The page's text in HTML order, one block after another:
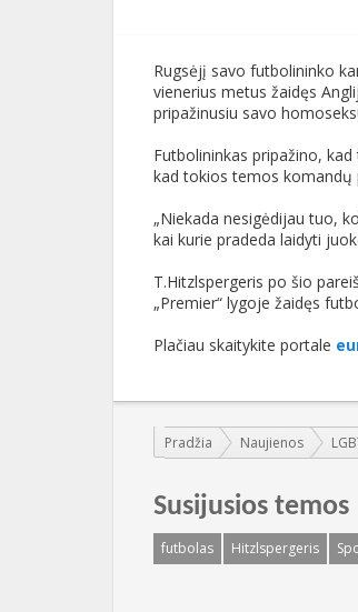
Rugsėjį savo futbolininko
vienerius metus žaidęs
pripažinusiu savo
Futbolininkas pripažino,
kad tokios temos komandų
„Niekada nesigėdijau tuo,
kai kurie pradeda laidyti
T.Hitzlspergeris po šio
„Premier“ lygoje žaidęs
Plačiau skaitykite portale
Jūs esate čia:
Pradžia Naujienos
Susijusios temos
futbolas Hitzlspergeris